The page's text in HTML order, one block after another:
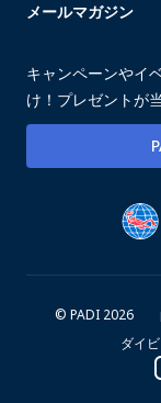
メールマガジン
キャンペーンやイ
け！プレゼントが
© PADI 2026
ダイ